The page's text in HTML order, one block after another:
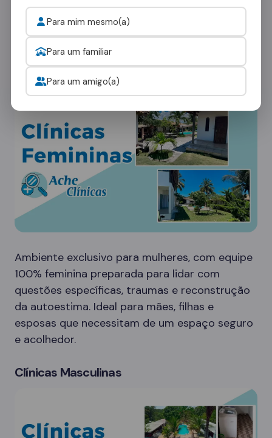
Cada paciente tem necessidades únicas. Nossa
rede em Porto Xavier oferece diferentes tipos
de ambientes:
Clínicas Femininas
Ambiente exclusivo para mulheres, com equipe
100% feminina preparada para lidar com
questões específicas, traumas e reconstrução
da autoestima. Ideal para mães, filhas e
esposas que necessitam de um espaço seguro
e acolhedor.
Clínicas Masculinas
Para mim mesmo(a)
Para um familiar
Para um amigo(a)